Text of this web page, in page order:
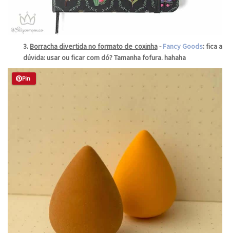
3.Borracha divertida no formato de coxinha-Fancy Goods: fica a
dúvida: usar ou ficar com dó? Tamanha fofura.hahaha
Pin